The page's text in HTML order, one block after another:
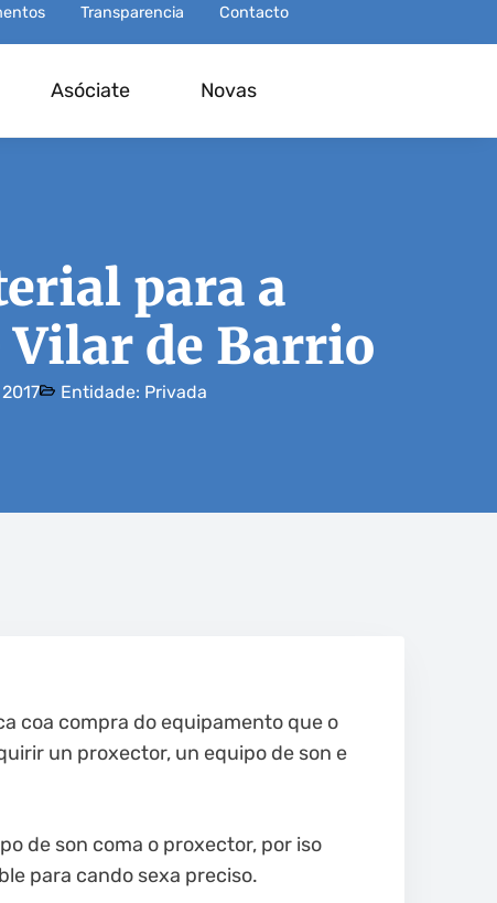
Transparencia Contacto
Asóciate Novas
para a
Vilar de Barrio
2017 Entidade: Privada
coa compra do equipamento que o
un proxector, un equipo de son e
de son coma o proxector, por iso
para cando sexa preciso.